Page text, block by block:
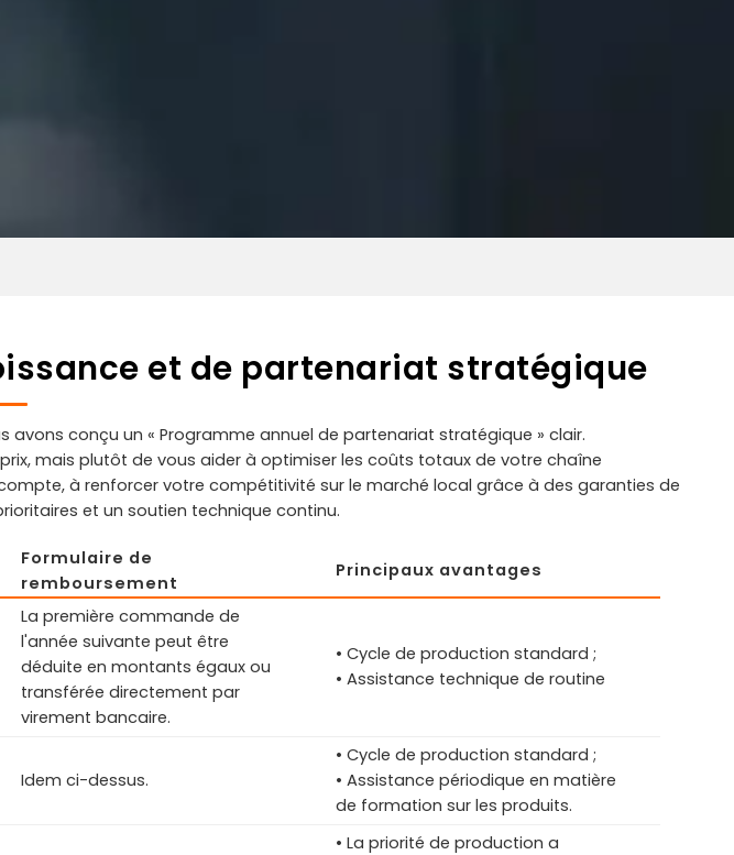
et de partenariat stratégique
conçu un « Programme annuel de partenariat stratégique » clair.
mais plutôt de vous aider à optimiser les coûts totaux de votre chaîne
à renforcer votre compétitivité sur le marché local grâce à des garanties de
et un soutien technique continu.
Formulaire de
remboursement
Principaux avantages
La première commande de
l'année suivante peut être
déduite en montants égaux ou
transférée directement par
virement bancaire.
• Cycle de production standard ;
• Assistance technique de routine
Idem ci-dessus.
• Cycle de production standard ;
• Assistance périodique en matière
de formation sur les produits.
• La priorité de production a